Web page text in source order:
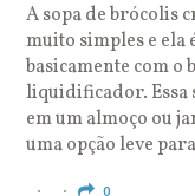
A sopa de brócolis
muito simples e ela
basicamente com o
liquidificador. Essa
em um almoço ou
uma opção leve
0